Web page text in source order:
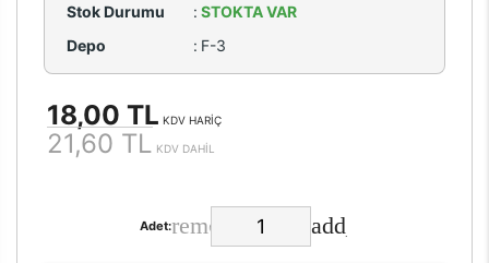
Stok Durumu
: STOKTA VAR
Depo
: F-3
18,00 TL KDV HARİÇ
21,60 TL KDV DAHİL
Adet: